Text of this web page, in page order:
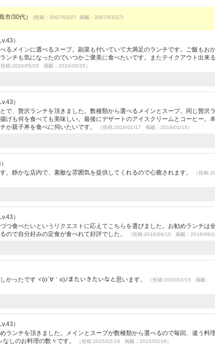
市/30代） (投稿：2007/03/27 掲載：2007/03/27)
）
るメインに選べるスープ。副菜も付いていて大満足のランチです。ご飯もお
ンチも気になったのでいつかご褒美に食べたいです。またテイクアウト出来
投稿:2024/05/25 掲載：2024/05/25）
）
で、贅沢ランチを頂きました。数種類から選べるメインとスープ。同じ贅沢
げも何を食べても美味しい。最後にデザートのアイスクリームとコーヒー。
か親子丼を食べに伺いたいです。
（投稿:2019/01/17 掲載：2019/01/18）
。静かな店内で、素敵な雰囲気を提供してくれるので心癒されます。
（投稿
）
つ食べたいというリクエストに応えてこちらを選びました。お勧めランチは
ので自分好みの定食が食べれて好評でした。
（投稿:2016/09/10 掲載：2016/09/
かったですヾ(o´∀｀o)ﾉまたいきたいなと思います。
（投稿:2016/02/15 掲載：
）
ランチを頂きました。メインとスープが数種類から選べるので毎回、違う料
しのお料理の数々です。
（投稿:2015/02/19 掲載：2015/02/19）